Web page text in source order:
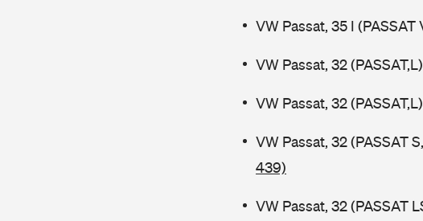
VW Passat, 35 I
VW Passat, 32
VW Passat, 32
VW Passat, 32 (PASSAT
439)
VW Passat, 32 (PASSAT